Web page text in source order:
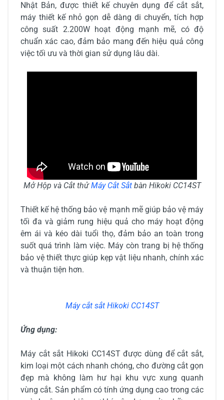
Nhật Bản, được thiết kế chuyên dụng để cắt sắt,
máy thiết kế nhỏ gọn dễ dàng di chuyển, tích hợp
công suất 2.200W hoạt động mạnh mẽ, có độ
chuẩn xác cao, đảm bảo mang đến hiệu quả công
việc tối ưu và thời gian sử dụng lâu dài.
Mở Hộp và Cắt thửMáy Cắt Sắt bàn Hikoki CC14ST
Thiết kế hệ thống bảo vệ mạnh mẽ giúp bảo vệ máy
tối đa và giảm rung hiệu quả cho máy hoạt động
êm ái và kéo dài tuổi thọ, đảm bảo an toàn trong
suốt quá trình làm việc. Máy còn trang bị hệ thống
bảo vệ thiết thực giúp kẹp vật liệu nhanh, chính xác
và thuận tiện hơn.
Máy cắt sắt Hikoki CC14ST
Ứng dụng:
Máy cắt sắt Hikoki CC14ST được dùng để cắt sắt,
kim loại một cách nhanh chóng, cho đường cắt gọn
đẹp mà không làm hư hại khu vực xung quanh
vùng cắt. Sản phẩm có tính ứng dụng cao trong các